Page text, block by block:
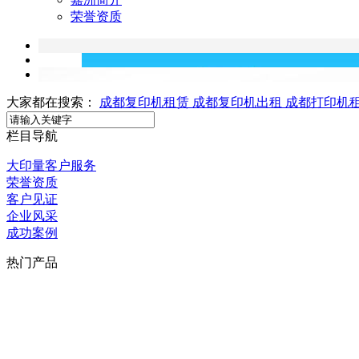
荣誉资质
大家都在搜索： 成都复印机租赁 成都复印机出租 成都打印机
栏目导航
大印量客户服务
荣誉资质
客户见证
企业风采
成功案例
热门产品